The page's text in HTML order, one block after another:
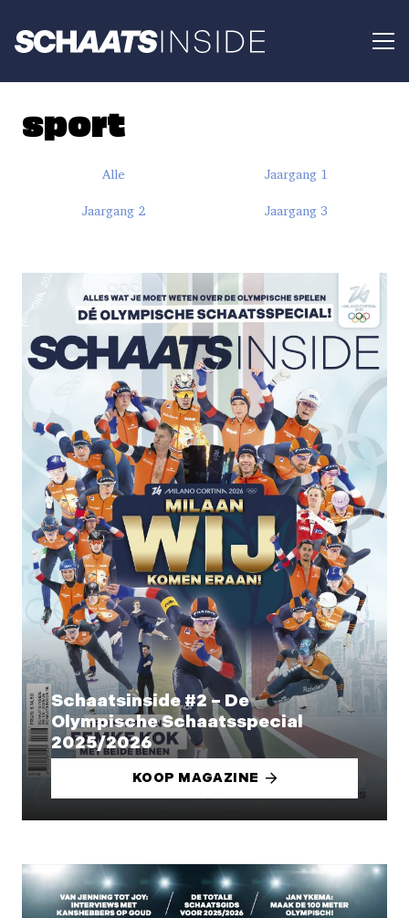
sport
Alle Jaargang 1
Jaargang 2 Jaargang 3
Schaatsinside #2 – De
Olympische Schaatsspecial
2025/2026
KOOP MAGAZINE